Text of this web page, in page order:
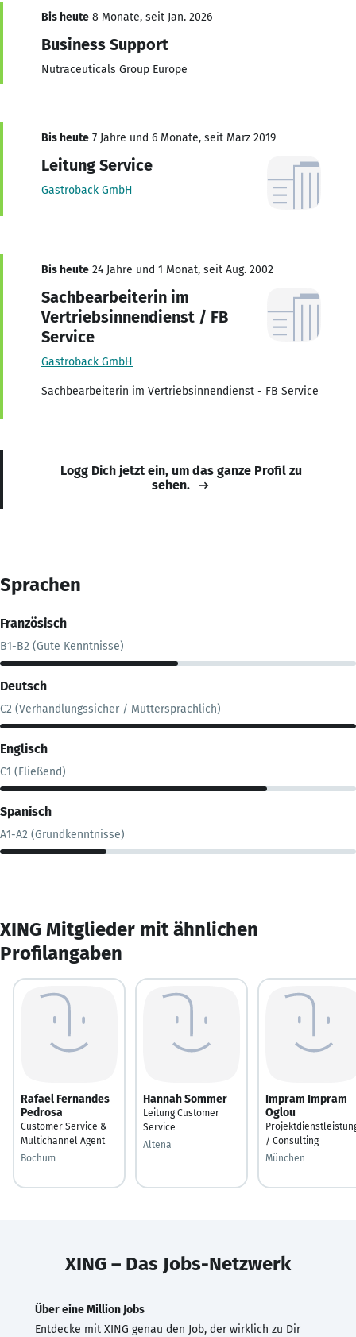
Bis heute 8 Monate, seit Jan. 2026
Business Support
Nutraceuticals Group Europe
Bis heute 7 Jahre und 6 Monate, seit März 2019
Leitung Service
Gastroback GmbH
Bis heute 24 Jahre und 1 Monat, seit Aug. 2002
Sachbearbeiterin im
Vertriebsinnendienst / FB
Service
Gastroback GmbH
Sachbearbeiterin im Vertriebsinnendienst - FB Service
Logg Dich jetzt ein, um das ganze Profil zu
sehen.
Sprachen
Französisch
B1-B2 (Gute Kenntnisse)
Deutsch
C2 (Verhandlungssicher / Muttersprachlich)
Englisch
C1 (Fließend)
Spanisch
A1-A2 (Grundkenntnisse)
XING Mitglieder mit ähnlichen
Profilangaben
Rafael Fernandes
Pedrosa
Customer Service &
Multichannel Agent
Bochum
Hannah Sommer
Leitung Customer
Service
Altena
Impram Impram
Oglou
/ Consulting
München
XING – Das Jobs-Netzwerk
Über eine Million Jobs
Entdecke mit XING genau den Job, der wirklich zu Dir